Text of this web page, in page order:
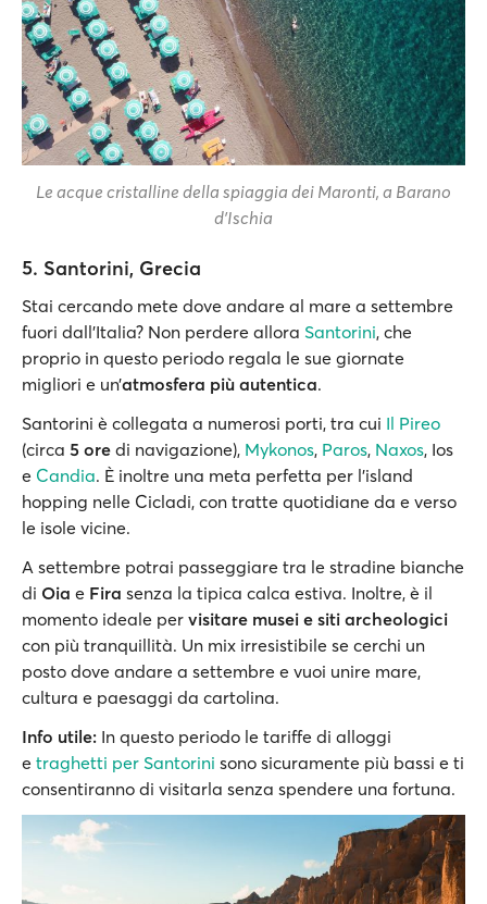
Le acque cristalline della spiaggia dei Maronti, a Barano
d'Ischia
5. Santorini, Grecia
Stai cercando mete dove andare al mare a settembre
fuori dall’Italia? Non perdere allora Santorini, che
proprio in questo periodo regala le sue giornate
migliori e un’atmosfera più autentica.
Santorini è collegata a numerosi porti, tra cui Il Pireo
(circa 5 ore di navigazione), Mykonos, Paros, Naxos, Ios
e Candia. È inoltre una meta perfetta per l’island
hopping nelle Cicladi, con tratte quotidiane da e verso
le isole vicine.
A settembre potrai passeggiare tra le stradine bianche
di Oia e Fira senza la tipica calca estiva. Inoltre, è il
momento ideale per visitare musei e siti archeologici
con più tranquillità. Un mix irresistibile se cerchi un
posto dove andare a settembre e vuoi unire mare,
cultura e paesaggi da cartolina.
Info utile: In questo periodo le tariffe di alloggi
e traghetti per Santorini sono sicuramente più bassi e ti
consentiranno di visitarla senza spendere una fortuna.